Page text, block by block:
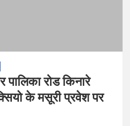
पालिका रोड किनारे
के मसूरी प्रवेश पर